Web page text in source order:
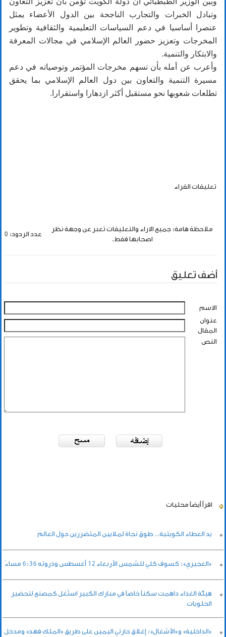
وتبادل الخبرات والتجارب الناجحة بين الدول الأعضاء يمثل
عنصرا أساسيا في دعم السياسات التعليمية والثقافية وتطوير
المخرجات وتعزيز حضور العالم الإسلامي في مجالات المعرفة
والابتكار والتنمية.
وأعرب عن أمله بأن تسهم مخرجات المؤتمر وتوصياته في دعم
مسيرة التنمية والتعاون بين دول العالم الإسلامي بما يحقق
تطلعات شعوبها نحو مستقبل أكثر ازدهارا واستقرارا.
تعليقات القراء
ملاحظة هامة: جميع الاراء والتعليقات تعبر عن وجهة نظر
اصحابها فقط.
عدد الردود: 0
أضف تعليق
الاسم
عنوان
المقال
النص
اقرأ أيضاً محليات
يد العطاء الكويتية.. طوق نجاة لملايين المتضررين حول العالم
«العجيري»: كسوف كلي للشمس الأربعاء 12 أغسطس وذروته 6:36 مساءً
هيئة الغذاء داهمت سكناً خاصاً في مبارك الكبير استُغل كمصنع لتحضير
الحلويات
«الداخلية» و«الأشغال»: إغلاق حارتي اليمين على طريق «الملك فهد» ومدخل